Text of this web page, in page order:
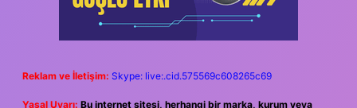
Reklam ve İletişim: Skype: live:.cid.575569c608265c69
Yasal Uyarı: Bu internet sitesi, herhangi bir marka, kurum veya